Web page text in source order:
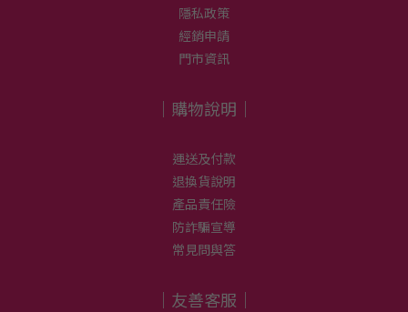
隱私政策
經銷申請
門市資訊
｜購物說明｜
運送及付款
退換貨說明
產品責任險
防詐騙宣導
常見問與答
｜友善客服｜